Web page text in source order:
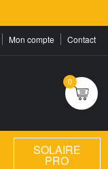
Mon compte Contact
0
SOLAIRE
PRO